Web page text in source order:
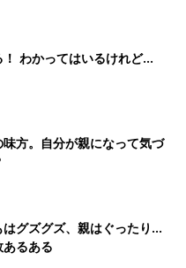
わかってはいるけれど…
方。自分が親になって気づ
グズグズ、親はぐったり…
あるある